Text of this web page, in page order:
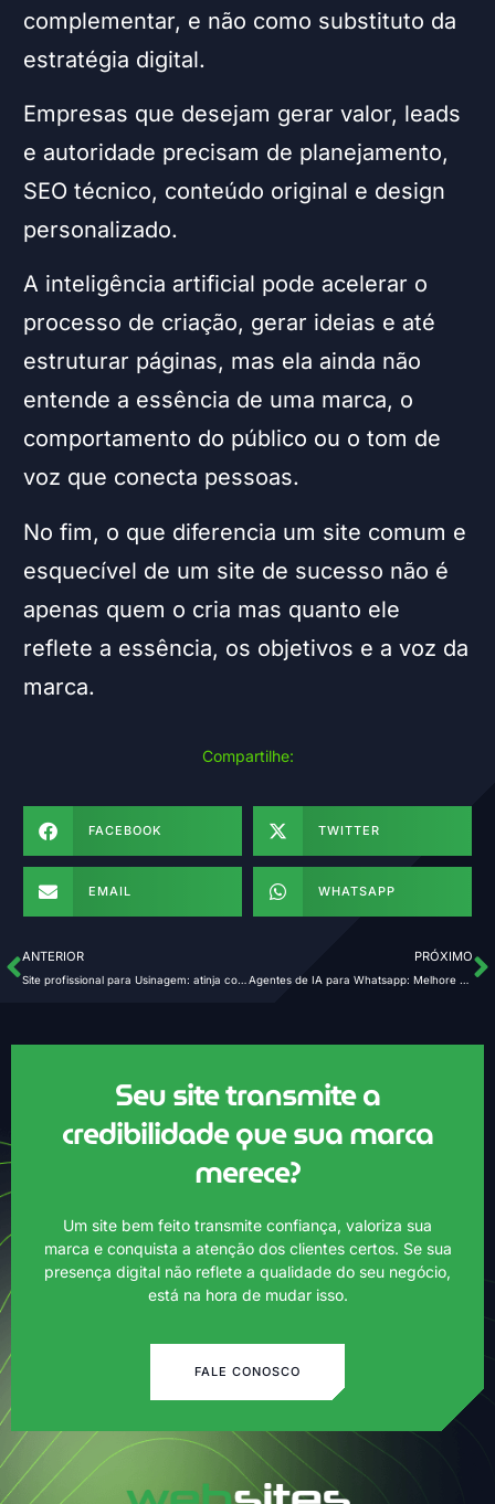
complementar, e não como substituto da
estratégia digital.
Empresas que desejam gerar valor, leads
e autoridade precisam de planejamento,
SEO técnico, conteúdo original e design
personalizado.
A inteligência artificial pode acelerar o
processo de criação, gerar ideias e até
estruturar páginas, mas ela ainda não
entende a essência de uma marca, o
comportamento do público ou o tom de
voz que conecta pessoas.
No fim, o que diferencia um site comum e
esquecível de um site de sucesso não é
apenas quem o cria mas quanto ele
reflete a essência, os objetivos e a voz da
marca.
Compartilhe:
FACEBOOK TWITTER
EMAIL WHATSAPP
ANTERIOR
Site profissional para Usinagem: atinja cotações B2B de alto valor
PRÓXIMO
Agentes de IA para Whatsapp: Melhore o atendimento ao cliente e aposente o chatbot
Seu site transmite a
credibilidade que sua marca
merece?
Um site bem feito transmite confiança, valoriza sua
marca e conquista a atenção dos clientes certos. Se sua
presença digital não reflete a qualidade do seu negócio,
está na hora de mudar isso.
FALE CONOSCO
Online agora